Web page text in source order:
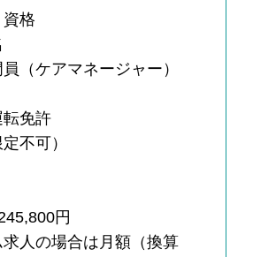
格
（ケアマネージャー）
免許
不可）
円
人の場合は月額（換算